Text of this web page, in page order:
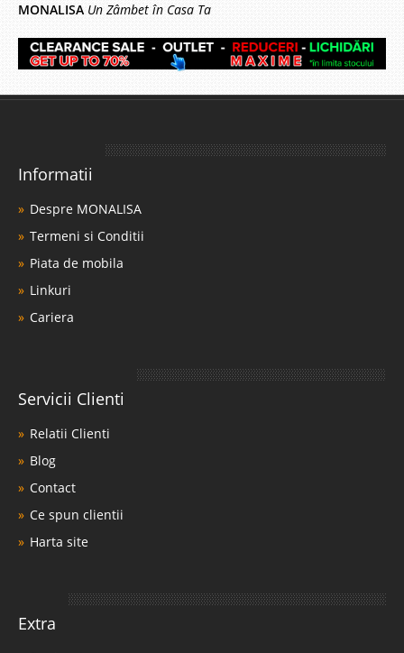
MONALISA Un Zâmbet în Casa Ta
Informatii
Despre MONALISA
Termeni si Conditii
Piata de mobila
Linkuri
Cariera
Servicii Clienti
Relatii Clienti
Blog
Contact
Ce spun clientii
Harta site
Extra